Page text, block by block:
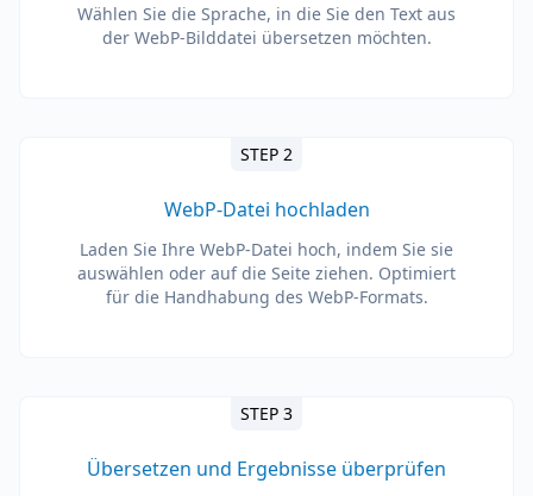
Wählen Sie die Sprache, in die Sie den Text aus
der WebP-Bilddatei übersetzen möchten.
STEP 2
WebP-Datei hochladen
Laden Sie Ihre WebP-Datei hoch, indem Sie sie
auswählen oder auf die Seite ziehen. Optimiert
für die Handhabung des WebP-Formats.
STEP 3
Übersetzen und Ergebnisse überprüfen